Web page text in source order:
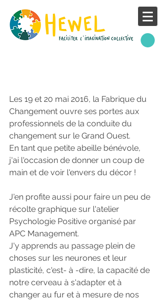
Les 19 et 20 mai 2016, la Fabrique du
Changement ouvre ses portes aux
professionnels de la conduite du
changement sur le Grand Ouest.
En tant que petite abeille bénévole,
j'ai l'occasion de donner un coup de
main et de voir l'envers du décor !
J'en profite aussi pour faire un peu de
récolte graphique sur l'atelier
Psychologie Positive organisé par
APC Management.
J'y apprends au passage plein de
choses sur les neurones et leur
plasticité, c'est- à -dire, la capacité de
notre cerveau à s'adapter et à
changer au fur et à mesure de nos